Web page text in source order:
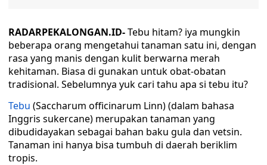
RADARPEKALONGAN.ID-Tebu hitam? iya mungkin
beberapa orang mengetahui tanaman satu ini, dengan
rasa yang manis dengan kulit berwarna merah
kehitaman. Biasa di gunakan untuk obat-obatan
tradisional. Sebelumnya yuk cari tahu apa si tebu itu?
Tebu (Saccharum officinarum Linn) (dalam bahasa
Inggris sukercane) merupakan tanaman yang
dibudidayakan sebagai bahan baku gula dan vetsin.
Tanaman ini hanya bisa tumbuh di daerah beriklim
tropis.